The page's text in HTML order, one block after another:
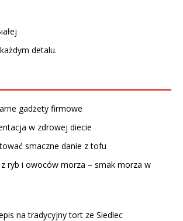
detalu.
gadżety firmowe
w zdrowej diecie
smaczne danie z tofu
z ryb i owoców morza – smak morza w
na tradycyjny tort ze Siedlec